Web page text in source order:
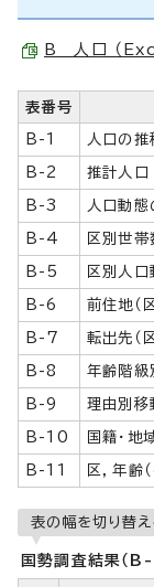
B 人口 （
表番号
B-1 人口の推
B-2 推計人口
B-3 人口動態
B-4 区別世帯
B-5 区別人口
B-6 前住地（
B-7 転出先（
B-8 年齢階級
B-9 理由別移
B-10 国籍・地
B-11 区，年齢
表の幅を切り替え
国勢調査結果（